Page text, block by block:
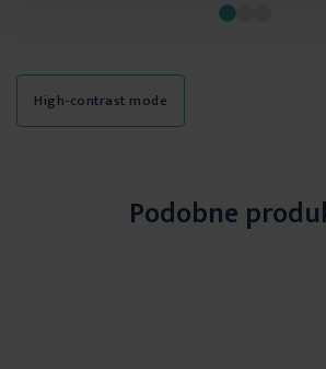
satyna - 100% bawełna
High-contrast mode
Podobne